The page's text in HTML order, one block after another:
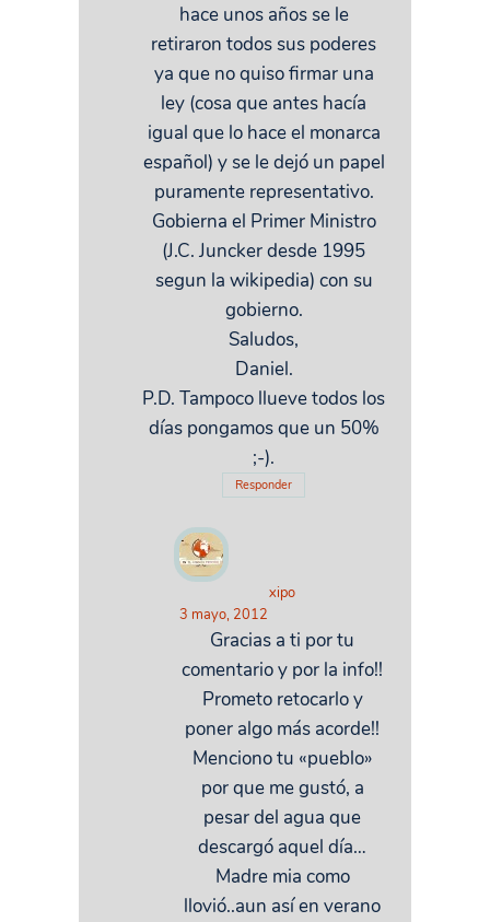
hace unos años se le
retiraron todos sus poderes
ya que no quiso firmar una
ley (cosa que antes hacía
igual que lo hace el monarca
español) y se le dejó un papel
puramente representativo.
Gobierna el Primer Ministro
(J.C. Juncker desde 1995
segun la wikipedia) con su
gobierno.
Saludos,
Daniel.
P.D. Tampoco llueve todos los
días pongamos que un 50%
;-).
Responder
xipo
3 mayo, 2012
Gracias a ti por tu
comentario y por la info!!
Prometo retocarlo y
poner algo más acorde!!
Menciono tu «pueblo»
por que me gustó, a
pesar del agua que
descargó aquel día…
Madre mia como
llovió..aun así en verano